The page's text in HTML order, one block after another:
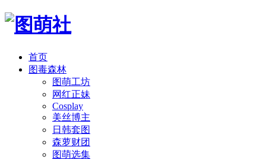
首页
图毒森林
图萌工坊
网红正妹
Cosplay
美丝博主
日韩套图
森萝财团
图萌选集